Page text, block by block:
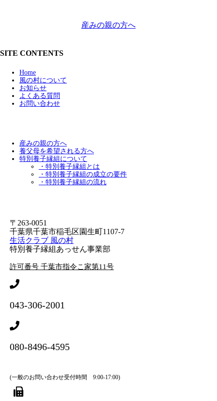
産みの親の方へ
SITE CONTENTS
Home
風の村について
お知らせ
よくある質問
お問い合わせ
産みの親の方へ
養父母を希望される方へ
特別養子縁組について
・特別養子縁組とは
・特別養子縁組の成立の要件
・特別養子縁組の流れ
〒263-0051
千葉県千葉市稲毛区園生町1107-7
生活クラブ 風の村
特別養子縁組あっせん事業部
許可番号 千葉市指令こ家第11号
043-306-2001
080-8496-4595
(一般のお問い合わせ受付時間 9:00-17:00)